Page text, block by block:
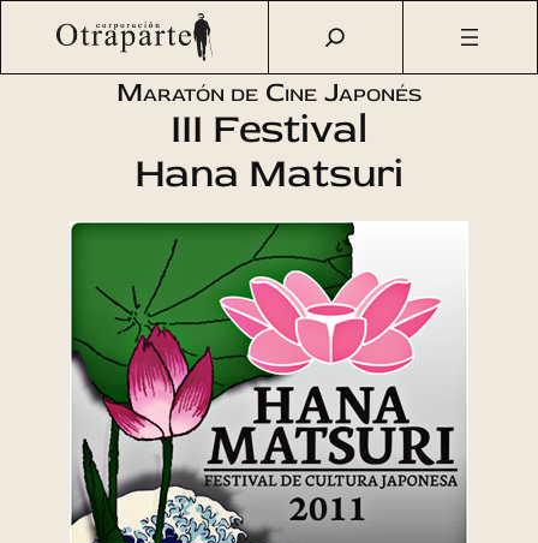
Saltar
Otraparte.org/ Agenda Cultural Cine/
Maratón de cine
Maratón de Cine Japonés
III Festival
Hana Matsuri